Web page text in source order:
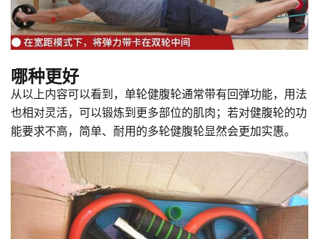
哪种更好
从以上内容可以看到，单轮健腹轮通常带有回弹功能，用法
也相对灵活，可以锻炼到更多部位的肌肉；若对健腹轮的功
能要求不高，简单、耐用的多轮健腹轮显然会更加实惠。